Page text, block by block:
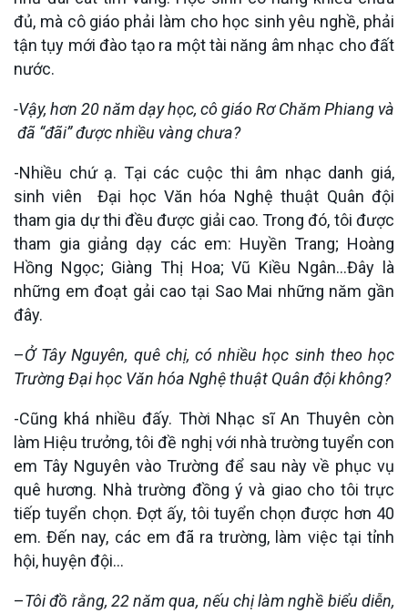
đủ, mà cô giáo phải làm cho học sinh yêu nghề, phải
tận tụy mới đào tạo ra một tài năng âm nhạc cho đất
nước.
-Vậy, hơn 20 năm dạy học, cô giáo Rơ Chăm Phiang và
đã “đãi” được nhiều vàng chưa?
-Nhiều chứ ạ. Tại các cuộc thi âm nhạc danh giá,
sinh viên Đại học Văn hóa Nghệ thuật Quân đội
tham gia dự thi đều được giải cao. Trong đó, tôi được
tham gia giảng dạy các em: Huyền Trang; Hoàng
Hồng Ngọc; Giàng Thị Hoa; Vũ Kiều Ngân…Đây là
những em đoạt gải cao tại Sao Mai những năm gần
đây.
–Ở Tây Nguyên, quê chị, có nhiều học sinh theo học
Trường Đại học Văn hóa Nghệ thuật Quân đội không?
-Cũng khá nhiều đấy. Thời Nhạc sĩ An Thuyên còn
làm Hiệu trưởng, tôi đề nghị với nhà trường tuyển con
em Tây Nguyên vào Trường để sau này về phục vụ
quê hương. Nhà trường đồng ý và giao cho tôi trực
tiếp tuyển chọn. Đợt ấy, tôi tuyển chọn được hơn 40
em. Đến nay, các em đã ra trường, làm việc tại tỉnh
hội, huyện đội…
–Tôi đồ rằng, 22 năm qua, nếu chị làm nghề biểu diễn,